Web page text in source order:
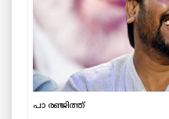
പാ രഞ്ജിത്ത്